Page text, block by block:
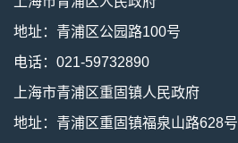
地址：青浦区公园路100号
电话：021-59732890
上海市青浦区重固镇人民政府
地址：青浦区重固镇福泉山路628号